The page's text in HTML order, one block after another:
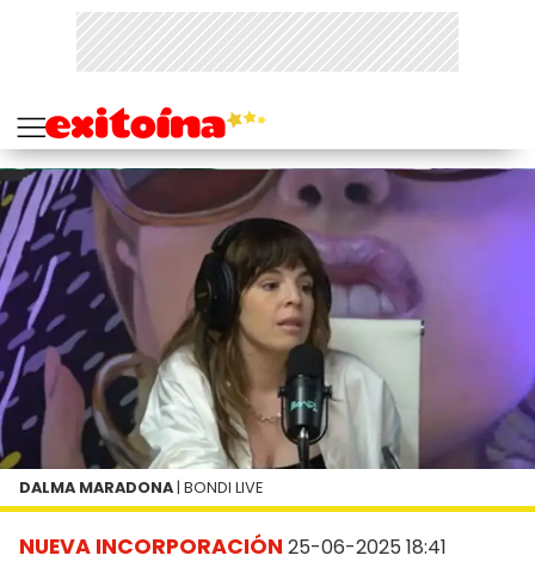
NUEVA INCORPORACIÓN 25-06-2025 18:41
DALMA MARADONA | BONDI LIVE